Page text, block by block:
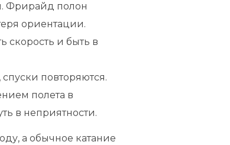
Фрирайд полон
ориентации.
скорость и быть в
повторяются.
полета в
в неприятности.
а обычное катание